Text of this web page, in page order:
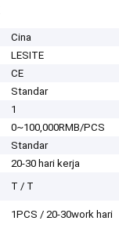
Cina
LESITE
CE
Standar
1
0~100,000RMB/PCS
Standar
20-30 hari kerja
T / T
1PCS / 20-30work hari